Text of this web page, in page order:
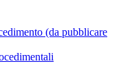
(da pubblicare